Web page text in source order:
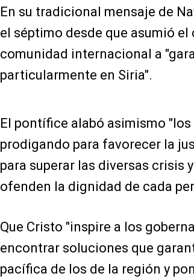
En su tradicional mensaje de
el séptimo desde que asumió
comunidad internacional a
particularmente en Siria".
El pontífice alabó asimismo
prodigando para favorecer la
para superar las diversas crisis
ofenden la dignidad de cada
Que Cristo "inspire a los
encontrar soluciones que
pacífica de los de la región y